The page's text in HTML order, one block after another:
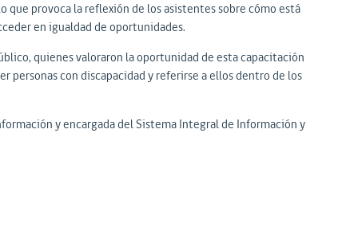
provoca la reflexión de los asistentes sobre cómo está
en igualdad de oportunidades.
quienes valoraron la oportunidad de esta capacitación
personas con discapacidad y referirse a ellos dentro de los
y encargada del Sistema Integral de Información y